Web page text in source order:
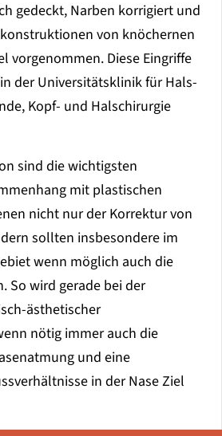
gedeckt, Narben korrigiert und
von knöchernen
vorgenommen. Diese Eingriffe
der Universitätsklinik für Hals-
Kopf- und Halschirurgie
sind die wichtigsten
mit plastischen
nicht nur der Korrektur von
sollten insbesondere im
wenn möglich auch die
So wird gerade bei der
ästhetischer
nötig immer auch die
und eine
in der Nase Ziel